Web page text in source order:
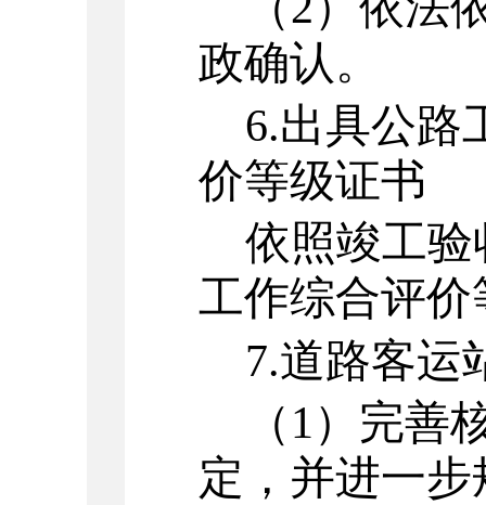
政确认。
6.出具公路
价等级证书
依照竣工
工作综合评
7.道路客运
（1） 完善
定，并进一